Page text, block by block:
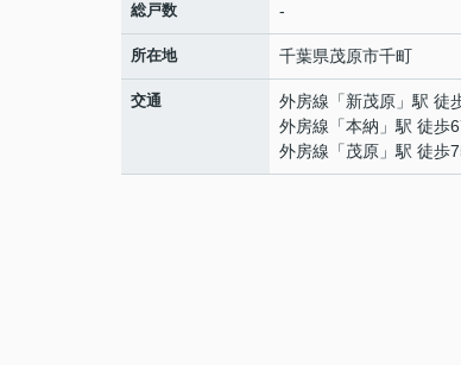
総戸数 -
所在地 千葉県茂原市千町
交通 外房線 「新茂原 」駅 徒
外房線 「本納 」駅 徒歩
外房線 「茂原 」駅 徒歩